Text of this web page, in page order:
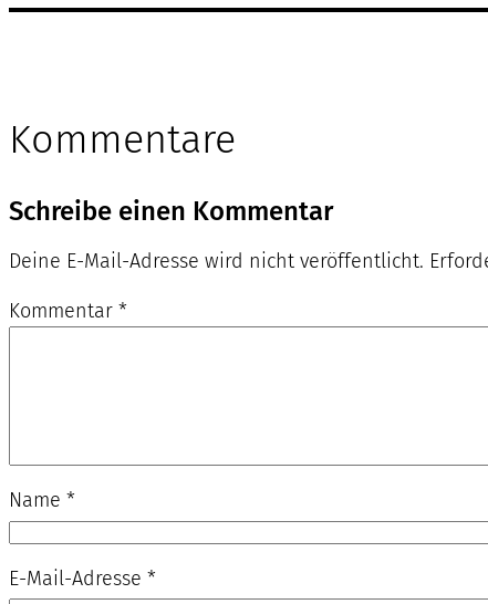
Kommentare
Schreibe einen Kommentar
Deine E-Mail-Adresse wird nicht veröffentlicht.
Kommentar *
Name *
E-Mail-Adresse *